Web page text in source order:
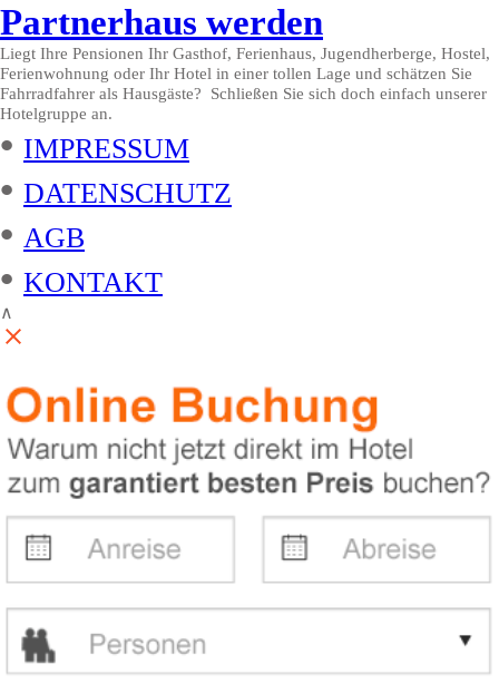
Partnerhaus werden
Liegt Ihre Pensionen Ihr Gasthof, Ferienhaus, Jugendherberge, Hostel,
Ferienwohnung oder Ihr Hotel in einer tollen Lage und schätzen Sie
Fahrradfahrer als Hausgäste? Schließen Sie sich doch einfach unserer
Hotelgruppe an.
• IMPRESSUM
• DATENSCHUTZ
• AGB
• KONTAKT
∧